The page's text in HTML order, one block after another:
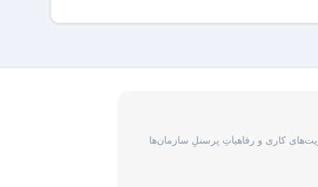
گیرد، برای پیگیری درخواست مسافران لازم است با بخش
کاری و رفاهیاتِ پرسنلِ سازمان‌ها